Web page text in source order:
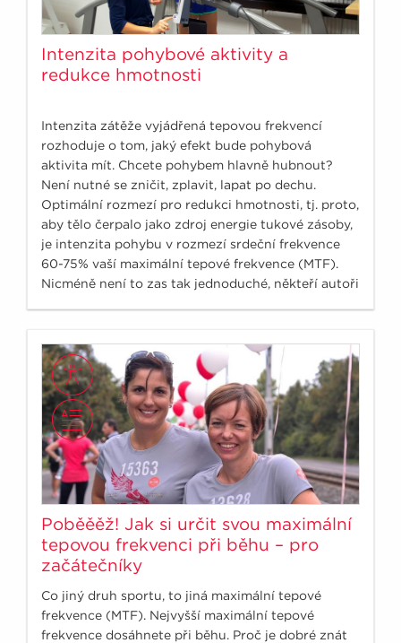
Intenzita pohybové aktivity a
redukce hmotnosti
Intenzita zátěže vyjádřená tepovou frekvencí
rozhoduje o tom, jaký efekt bude pohybová
aktivita mít. Chcete pohybem hlavně hubnout?
Není nutné se zničit, zplavit, lapat po dechu.
Optimální rozmezí pro redukci hmotnosti, tj. proto,
aby tělo čerpalo jako zdroj energie tukové zásoby,
je intenzita pohybu v rozmezí srdeční frekvence
60-75% vaší maximální tepové frekvence (MTF).
Nicméně není to zas tak jednoduché, někteří autoři
hodnoty.
Poběěěž! Jak si určit svou maximální
tepovou frekvenci při běhu – pro
začátečníky
Co jiný druh sportu, to jiná maximální tepové
frekvence (MTF). Nejvyšší maximální tepové
frekvence dosáhnete při běhu. Proč je dobré znát